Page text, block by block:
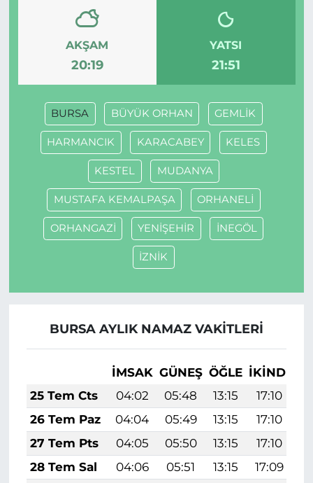
AKŞAM
20:19
YATSI
21:51
BURSA BÜYÜK ORHAN GEMLİK
HARMANCIK KARACABEY KELES
KESTEL MUDANYA
MUSTAFA KEMALPAŞA ORHANELİ
ORHANGAZİ YENİŞEHİR İNEGÖL
İZNİK
BURSA AYLIK NAMAZ VAKITLERI
İMSAK GÜNEŞ ÖĞLE İKINDI
25 Tem Cts
04:02 05:48 13:15 17:10
26 Tem Paz
04:04 05:49 13:15 17:10
27 Tem Pts
04:05 05:50 13:15 17:10
28 Tem Sal
04:06 05:51 13:15 17:09